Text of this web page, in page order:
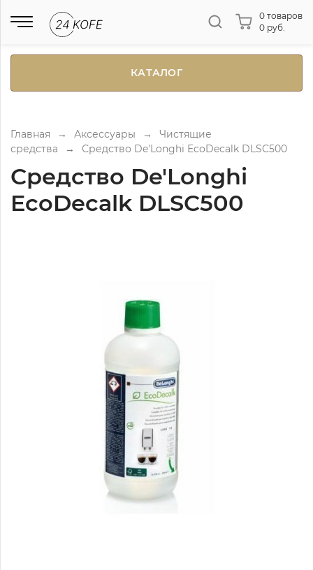
0 товаров
0 руб.
КАТАЛОГ
Главная → Аксессуары →
Чистящие
средства
→ Средство De'Longhi EcoDecalk DLSC500
Средство De'Longhi
EcoDecalk DLSC500